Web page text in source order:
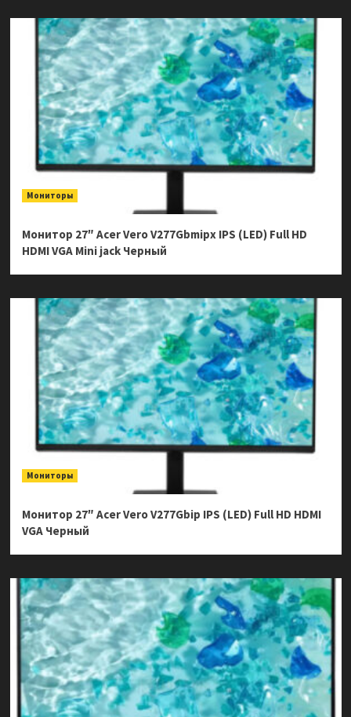
Мониторы
Монитор 27″ Acer Vero V277Gbmipx IPS (LED) Full HD
HDMI VGA Mini jack Черный
Мониторы
Монитор 27″ Acer Vero V277Gbip IPS (LED) Full HD HDMI
VGA Черный